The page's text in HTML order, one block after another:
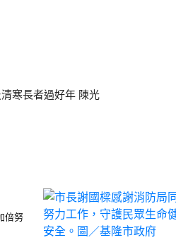
寒長者過好年 陳光
倍努